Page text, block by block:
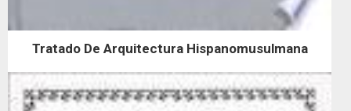
Tratado De Arquitectura Hispanomusulmana